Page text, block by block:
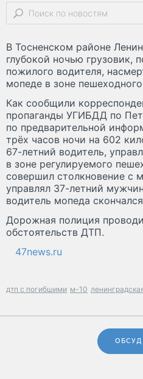
В Тосненском районе
глубокой ночью грузовик,
пожилого водителя,
мопеде в зоне
Как сообщили
пропаганды УГИБДД по
по предварительной
трёх часов ночи на 602
67-летний водитель,
в зоне регулируемого
совершил столкновение с
управлял 37-летний
водитель мопеда
Дорожная полиция
обстоятельств ДТП.
47news.ru
дтп с погибшими м-10